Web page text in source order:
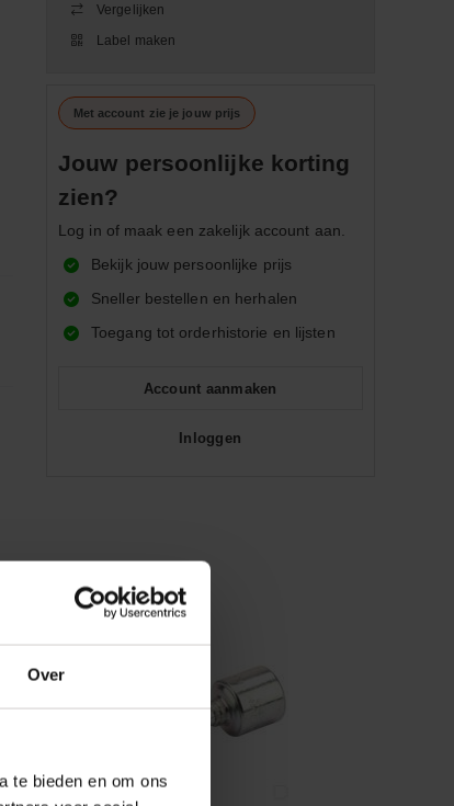
Over
te bieden en om ons
Vergelijken
Label maken
Met account zie je jouw prijs
Jouw persoonlijke korting
zien?
Log in of maak een zakelijk account aan.
Bekijk jouw persoonlijke prijs
Sneller bestellen en herhalen
Toegang tot orderhistorie en lijsten
Account aanmaken
Inloggen